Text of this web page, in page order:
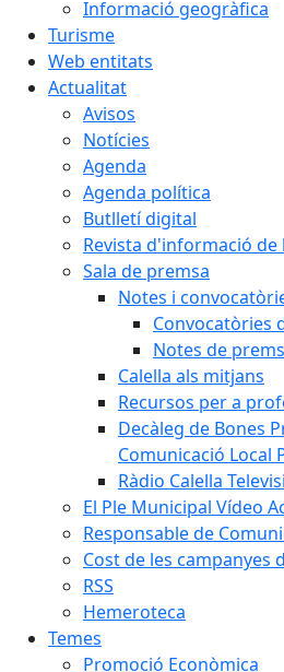
Informació geogràfica
Turisme
Web entitats
Actualitat
Avisos
Notícies
Agenda
Agenda política
Butlletí digital
Revista d'informació de
Sala de premsa
Notes i
Convocatòries
Notes de
Calella als mitjans
Recursos per a
Decàleg de Bones
Comunicació Local
Ràdio Calella
El Ple Municipal Vídeo
Responsable de
Cost de les campanyes
RSS
Hemeroteca
Temes
Promoció Econòmica